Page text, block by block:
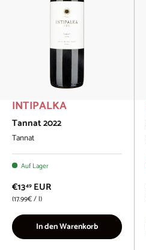
INTIPALKA
Tannat 2022
Tannat
Auf Lager
€1349 EUR
Grundpreis
17.99€/l
In den Warenkorb